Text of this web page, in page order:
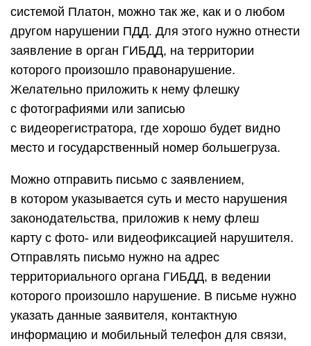
системой Платон, можно так же, как и о любом
другом нарушении ПДД. Для этого нужно отнести
заявление в орган ГИБДД, на территории
которого произошло правонарушение.
Желательно приложить к нему флешку
с фотографиями или записью
с видеорегистратора, где хорошо будет видно
место и государственный номер большегруза.
Можно отправить письмо с заявлением,
в котором указывается суть и место нарушения
законодательства, приложив к нему флеш
карту с фото- или видеофиксацией нарушителя.
Отправлять письмо нужно на адрес
территориального органа ГИБДД, в ведении
которого произошло нарушение. В письме нужно
указать данные заявителя, контактную
информацию и мобильный телефон для связи,